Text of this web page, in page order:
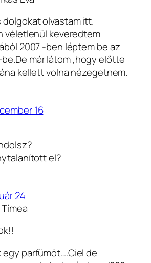
dolgokat olvastam itt.
véletlenül keveredtem
2007 -ben léptem be az
be.De már látom ,hogy előtte
kellett volna nézegetnem.
16
el?
24
egy parfümöt….Ciel de